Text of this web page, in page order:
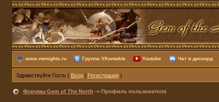
www.nwnights.ru Группа VKontakte Youtube Чат в дискорд
Здравствуйте Гость ( Вход| Регистрация)
Форумы Gem of The North -> Профиль пользователя